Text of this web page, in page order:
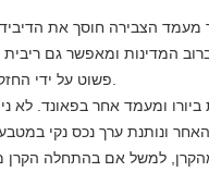
הצבירה חוסך את
המדינות ומאפשר גם ריבית
ומעמד אחר בפאונד. לא
ונותנת ערך נכס נקי
למשל אם בהתחלה הקרן